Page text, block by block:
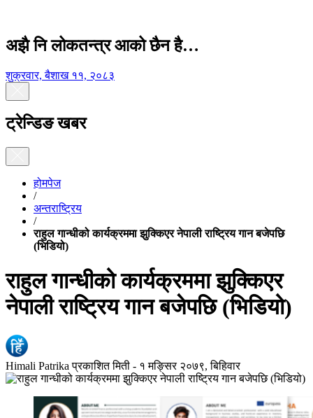
अझै नि लोकतन्त्र आको छैन है…
शुक्रवार, बैशाख ११, २०८३
ट्रेन्डिङ खबर
होमपेज
/
अन्तराष्ट्रिय
/
राहुल गान्धीको कार्यक्रममा झुक्किएर नेपाली राष्ट्रिय गान बजेपछि
(भिडियो)
राहुल गान्धीको कार्यक्रममा झुक्किएर
नेपाली राष्ट्रिय गान बजेपछि (भिडियो)
Himali Patrika प्रकाशित मिती - १ मङ्सिर २०७९, बिहिवार